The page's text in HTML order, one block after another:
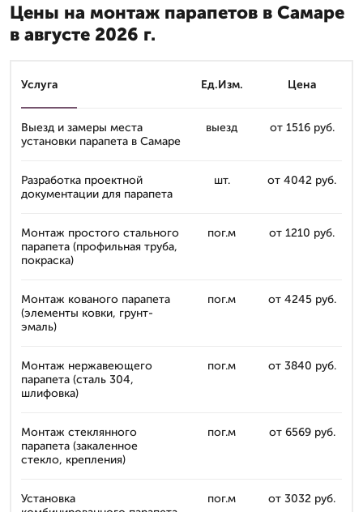
Цены на монтаж парапетов в Самаре
в августе 2026 г.
Услуга Ед.Изм. Цена
Выезд и замеры места
установки парапета в Самаре
выезд от 1516 руб.
Разработка проектной
документации для парапета
шт. от 4042 руб.
Монтаж простого стального
парапета (профильная труба,
покраска)
пог.м от 1210 руб.
Монтаж кованого парапета
(элементы ковки, грунт-
эмаль)
пог.м от 4245 руб.
Монтаж нержавеющего
парапета (сталь 304,
шлифовка)
пог.м от 3840 руб.
Монтаж стеклянного
парапета (закаленное
стекло, крепления)
пог.м от 6569 руб.
Установка
пог.м от 3032 руб.